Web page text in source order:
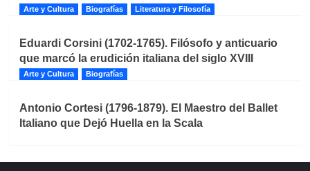
Arte y Cultura Biografías Literatura y Filosofía
Eduardi Corsini (1702-1765). Filósofo y anticuario
que marcó la erudición italiana del siglo XVIII
Arte y Cultura Biografías
Antonio Cortesi (1796-1879). El Maestro del Ballet
Italiano que Dejó Huella en la Scala